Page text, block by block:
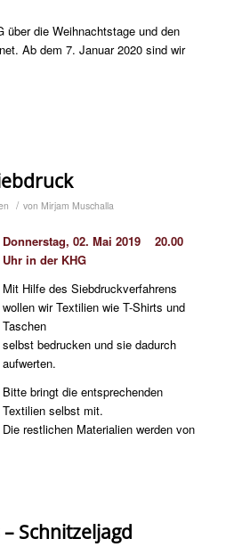
über die Weihnachtstage und den
Ab dem 7. Januar 2020 sind wir
/ von Mirjam Muschalla
Donnerstag, 02. Mai 2019 20.00
Uhr in der KHG
Mit Hilfe des Siebdruckverfahrens
wollen wir Textilien wie T-Shirts und
Taschen
selbst bedrucken und sie dadurch
aufwerten.
Bitte bringt die entsprechenden
Textilien selbst mit.
Die restlichen Materialien werden von
Schnitzeljagd